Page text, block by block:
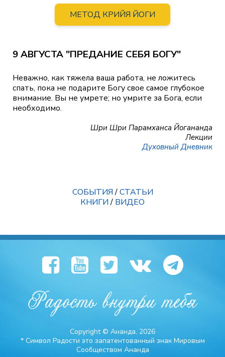
МЕТОД КРИЙЯ ЙОГИ
9 АВГУСТА "ПРЕДАНИЕ СЕБЯ БОГУ"
Неважно, как тяжела ваша работа, не ложитесь
спать, пока не подарите Богу свое самое глубокое
внимание. Вы не умрете; но умрите за Бога, если
необходимо.
Шри Шри Парамханса Йогананда
Лекции
Духовный Дневник
СОБЫТИЯ/СТАТЬИ
КНИГИ/ ВИДЕО
Copyright © Ананда, 2026
* Символ Радости это запатентованный знак Мировым
Сообществом Ананда